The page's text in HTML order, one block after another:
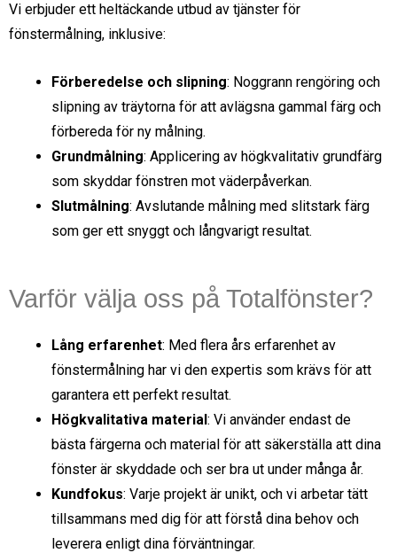
Vi erbjuder ett heltäckande utbud av tjänster för
fönstermålning, inklusive:
Förberedelse och slipning: Noggrann rengöring och
slipning av träytorna för att avlägsna gammal färg och
förbereda för ny målning.
Grundmålning: Applicering av högkvalitativ grundfärg
som skyddar fönstren mot väderpåverkan.
Slutmålning: Avslutande målning med slitstark färg
som ger ett snyggt och långvarigt resultat.
Varför välja oss på Totalfönster?
Lång erfarenhet: Med flera års erfarenhet av
fönstermålning har vi den expertis som krävs för att
garantera ett perfekt resultat.
Högkvalitativa material: Vi använder endast de
bästa färgerna och material för att säkerställa att dina
fönster är skyddade och ser bra ut under många år.
Kundfokus: Varje projekt är unikt, och vi arbetar tätt
tillsammans med dig för att förstå dina behov och
leverera enligt dina förväntningar.